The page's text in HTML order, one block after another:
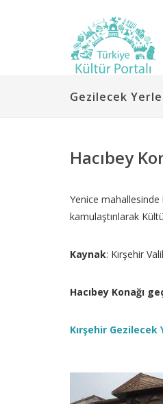
Gezilecek
Hacıbey
Yenice mahallesinde
kamulaştırılarak
Kaynak: Kırşehir
Hacıbey Konağı
Kırşehir Gezilecek